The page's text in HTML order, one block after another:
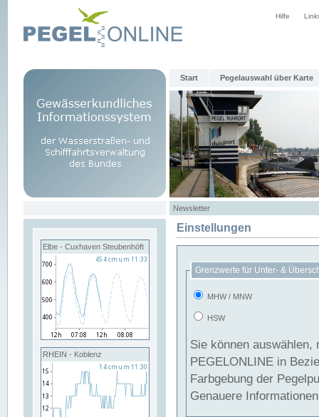
Hilfe
Start Pegelauswahl über Karte
Newsletter
Elbe - Cuxhaven Steubenhöft
RHEIN - Koblenz
Einstellungen
Grenzwerte für Unter- &
MHW / MNW
HSW
Sie können
PEGELONLINE in Beziehung
Farbgebung der
Genauere